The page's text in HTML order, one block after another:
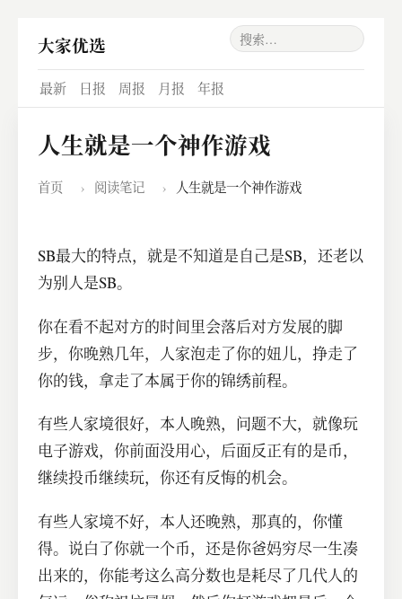
大家优选
最新 日报 周报 月报 年报
人生就是一个神作游戏
首页 › 阅读笔记 › 人生就是一个神作游戏
SB最大的特点，就是不知道是自己是SB，还老以
为别人是SB。
你在看不起对方的时间里会落后对方发展的脚
步，你晚熟几年，人家泡走了你的妞儿，挣走了
你的钱，拿走了本属于你的锦绣前程。
有些人家境很好，本人晚熟，问题不大，就像玩
电子游戏，你前面没用心，后面反正有的是币，
继续投币继续玩，你还有反悔的机会。
有些人家境不好，本人还晚熟，那真的，你懂
得。说白了你就一个币，还是你爸妈穷尽一生凑
出来的，你能考这么高分数也是耗尽了几代人的